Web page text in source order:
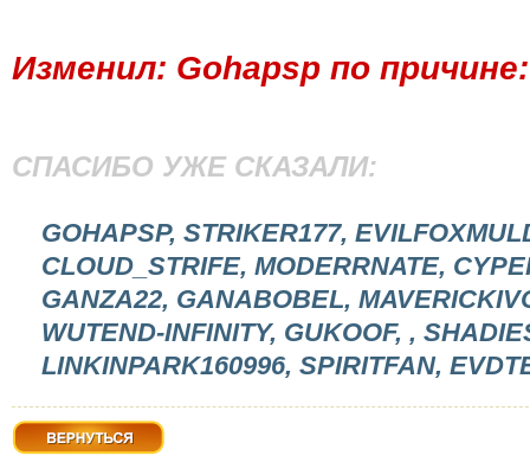
Изменил: Gohapsp по
СПАСИБО УЖЕ СКАЗАЛИ:
GOHAPSP, STRIKER177,
CLOUD_STRIFE, MODERRNATE,
GANZA22, GANABOBEL,
WUTEND-INFINITY, GUKOOF, ,
LINKINPARK160996, SPIRITFAN,